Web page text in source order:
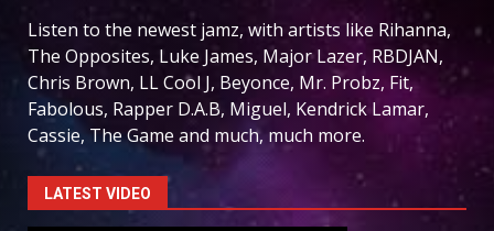
Listen to the newest jamz, with artists like Rihanna,
The Opposites, Luke James, Major Lazer, RBDJAN,
Chris Brown, LL Cool J, Beyonce, Mr. Probz, Fit,
Fabolous, Rapper D.A.B, Miguel, Kendrick Lamar,
Cassie, The Game and much, much more.
LATEST VIDEO